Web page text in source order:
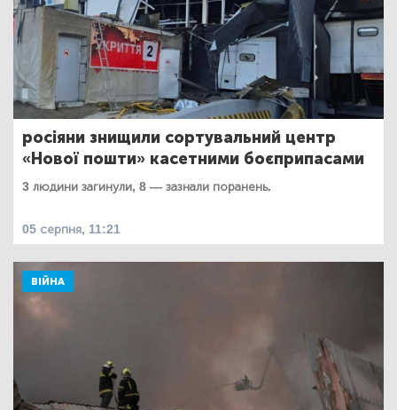
росіяни знищили сортувальний центр
«Нової пошти» касетними боєприпасами
3 людини загинули, 8 — зазнали поранень.
05 серпня, 11:21
ВІЙНА